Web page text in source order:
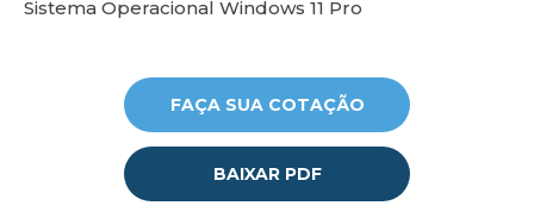
Sistema Operacional Windows 11 Pro
FAÇA SUA COTAÇÃO
BAIXAR PDF